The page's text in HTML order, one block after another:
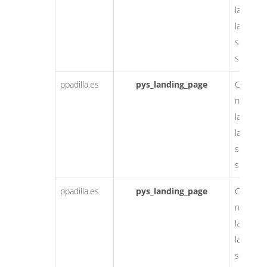
la
las
sitio
ppadilla.es pys_landing_page
Cookie
la
las
sitio
ppadilla.es pys_landing_page
Cookie
la
las